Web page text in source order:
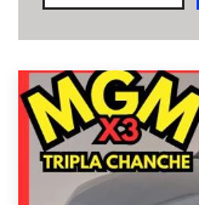
questi
strumenti
tracciamento
si
rimanda
alla
cookie